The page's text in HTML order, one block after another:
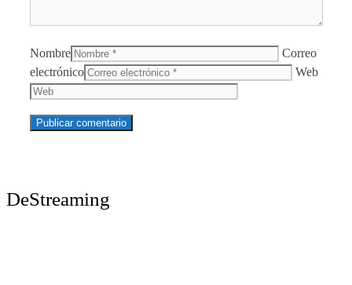
Nombre
Correo
electrónico
Web
DeStreaming